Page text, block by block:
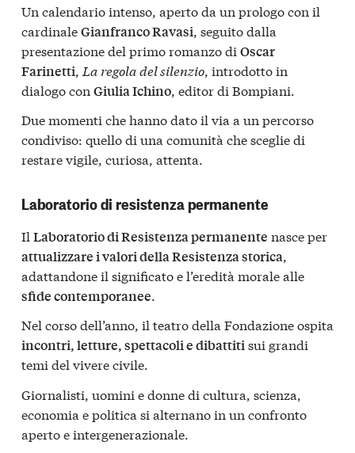
Un calendario intenso, aperto da un prologo con il
cardinaleGianfranco Ravasi, seguito dalla
presentazione del primo romanzo di Oscar
Farinetti, La regola del silenzio, introdotto in
dialogo con Giulia Ichino, editor di Bompiani.
Due momenti che hanno dato il via a un percorso
condiviso: quello di una comunità che sceglie di
restare vigile, curiosa, attenta.
Laboratorio di resistenza permanente
Il Laboratorio di Resistenza permanente nasce per
attualizzare i valori della Resistenza storica
adattandone il significato e l’eredità morale alle
sfide contemporanee
Nel corso dell’anno, il teatro della Fondazione ospita
incontri, letture, spettacoli e dibattitisui grandi
temi del vivere civile.
Giornalisti, uomini e donne di cultura, scienza,
economia e politica si alternano in un confronto
aperto e intergenerazionale.